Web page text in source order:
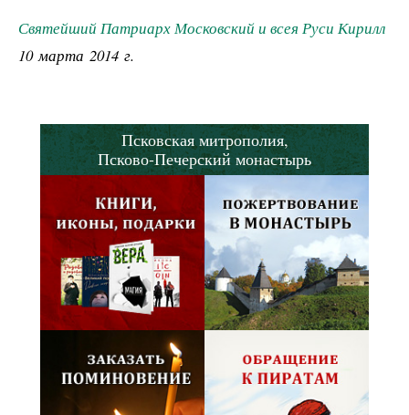
Святейший Патриарх Московский и всея Руси Кирилл
10 марта 2014 г.
Псковская митрополия,
Псково-Печерский монастырь